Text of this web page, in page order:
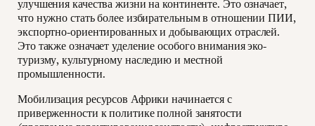
улучшения качества жизни на континенте. Это означает,
что нужно стать более избирательным в отношении ПИИ,
экспортно-ориентированных и добывающих отраслей.
Это также означает уделение особого внимания эко-
туризму, культурному наследию и местной
промышленности.
Мобилизация ресурсов Африки начинается с
приверженности к политике полной занятости